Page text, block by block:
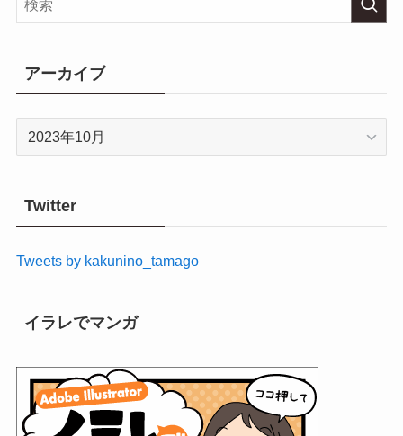
アーカイブ
Twitter
Tweets by kakunino_tamago
イラレでマンガ